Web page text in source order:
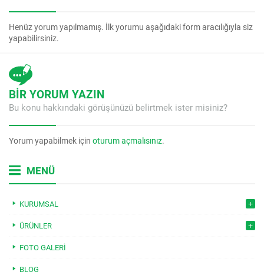
Henüz yorum yapılmamış. İlk yorumu aşağıdaki form aracılığıyla siz
yapabilirsiniz.
BİR YORUM YAZIN
Bu konu hakkındaki görüşünüzü belirtmek ister misiniz?
Yorum yapabilmek için oturum açmalısınız.
MENÜ
KURUMSAL
ÜRÜNLER
FOTO GALERI
BLOG